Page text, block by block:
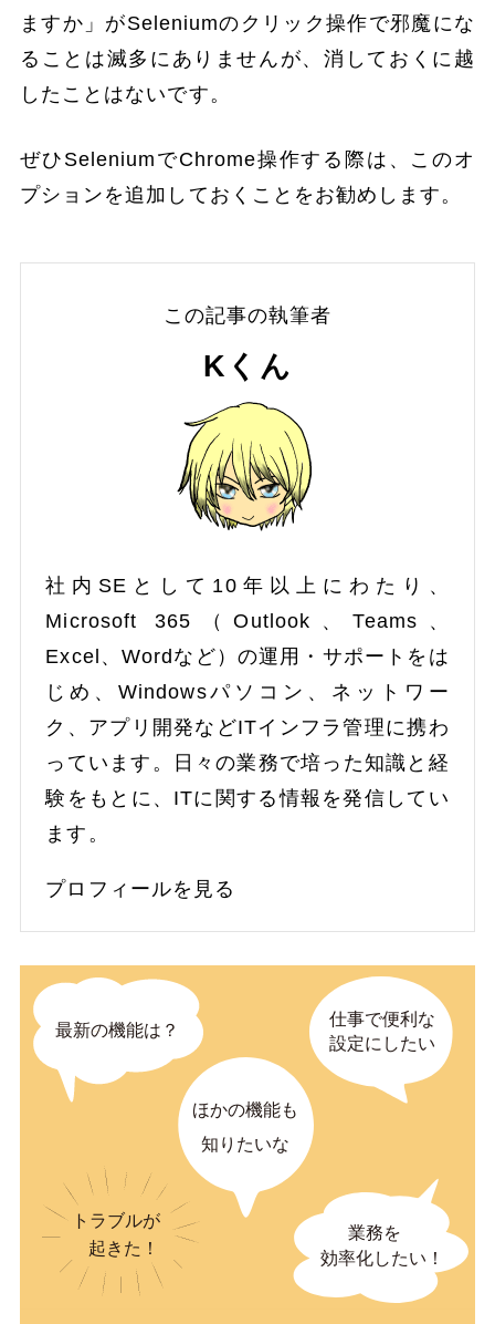
ますか」がSeleniumのクリック操作で邪魔にな
ることは滅多にありませんが、消しておくに越
したことはないです。
ぜひSeleniumでChrome操作する際は、このオ
プションを追加しておくことをお勧めします。
この記事の執筆者
Kくん
社内SEとして10年以上にわたり、
Microsoft 365（Outlook、Teams、
Excel、Wordなど）の運用・サポートをは
じめ、Windowsパソコン、ネットワー
ク、アプリ開発などITインフラ管理に携わ
っています。日々の業務で培った知識と経
験をもとに、ITに関する情報を発信してい
ます。
プロフィールを見る